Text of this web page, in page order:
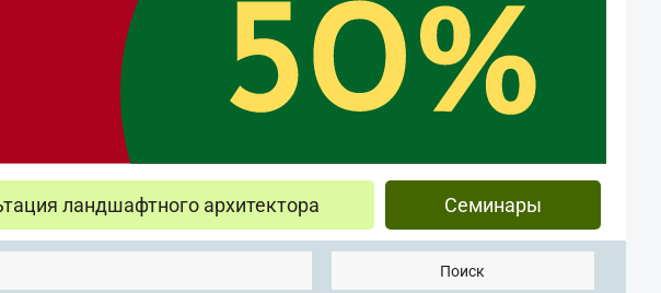
ландшафтного архитектора Семинары
Поиск